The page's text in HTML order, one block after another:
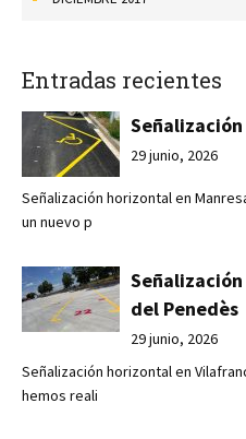
Entradas recientes
29 junio, 2026
Señalización horizontal en
un nuevo p
del Penedès
29 junio, 2026
Señalización horizontal en
hemos reali